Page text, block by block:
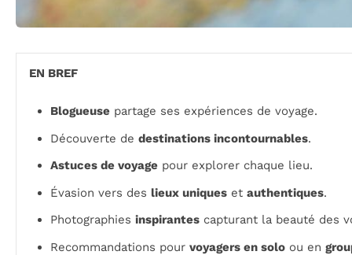
EN BREF
Blogueuse partage ses expériences de voyage.
Découverte de destinations incontournables.
Astuces de voyage pour explorer chaque lieu.
Évasion vers des lieux uniques et authentiques.
Photographies inspirantes capturant la beauté des
Recommandations pour voyagers en solo ou en